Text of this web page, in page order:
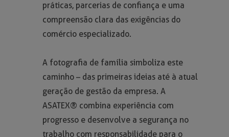
práticas, parcerias de confiança e uma
compreensão clara das exigências do
comércio especializado.
A fotografia de família simboliza este
caminho – das primeiras ideias até à atual
geração de gestão da empresa. A
ASATEX® combina experiência com
progresso e desenvolve a segurança no
trabalho com responsabilidade para o